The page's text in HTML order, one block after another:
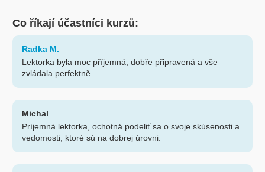
Co říkají účastníci kurzů:
Radka M.
Lektorka byla moc příjemná, dobře připravená a vše
zvládala perfektně.
Michal
Príjemná lektorka, ochotná podeliť sa o svoje skúsenosti a
vedomosti, ktoré sú na dobrej úrovni.